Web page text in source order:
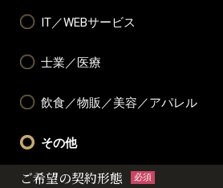
IT／WEBサービス
士業／医療
飲食／物販／美容／アパレル
その他
ご希望の契約形態 必須